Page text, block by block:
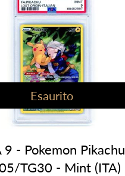
Esaurito
9 - Pokemon Pikachu
TG30 - Mint (ITA)